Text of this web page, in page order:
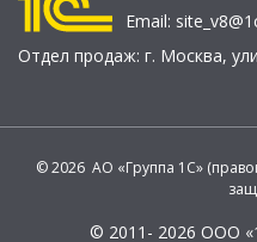
Email:
Отдел продаж: г. Москва,
© 2026 АО «Группа 1С»
© 2011- 2026 ООО